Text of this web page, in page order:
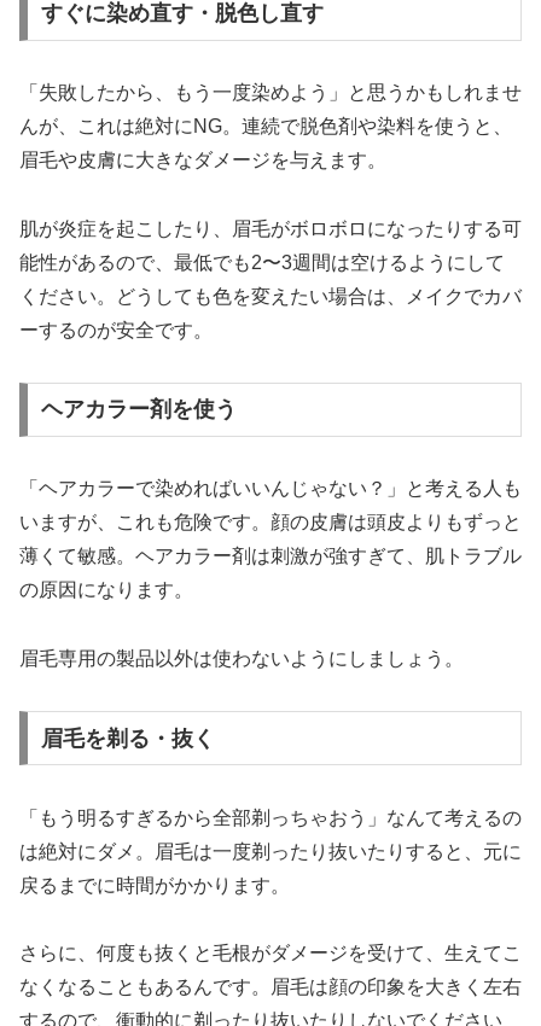
すぐに染め直す・脱色し直す
「失敗したから、もう一度染めよう」と思うかもしれませ
んが、これは絶対にNG。連続で脱色剤や染料を使うと、
眉毛や皮膚に大きなダメージを与えます。
肌が炎症を起こしたり、眉毛がボロボロになったりする可
能性があるので、最低でも2〜3週間は空けるようにして
ください。どうしても色を変えたい場合は、メイクでカバ
ーするのが安全です。
ヘアカラー剤を使う
「ヘアカラーで染めればいいんじゃない？」と考える人も
いますが、これも危険です。顔の皮膚は頭皮よりもずっと
薄くて敏感。ヘアカラー剤は刺激が強すぎて、肌トラブル
の原因になります。
眉毛専用の製品以外は使わないようにしましょう。
眉毛を剃る・抜く
「もう明るすぎるから全部剃っちゃおう」なんて考えるの
は絶対にダメ。眉毛は一度剃ったり抜いたりすると、元に
戻るまでに時間がかかります。
さらに、何度も抜くと毛根がダメージを受けて、生えてこ
なくなることもあるんです。眉毛は顔の印象を大きく左右
するので、衝動的に剃ったり抜いたりしないでください